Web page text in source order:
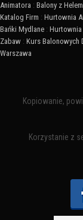
Animatora : Balony z Helem
Katalog Firm : Hurtownia
Bańki Mydlane :
Zabaw : Kurs Balonowych
Warszawa
Kopiowanie,
Korzystanie z